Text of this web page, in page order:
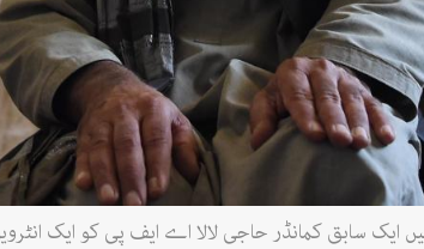
میں ایک سابق کمانڈر حاجی لالا اے ایف پی کو ایک